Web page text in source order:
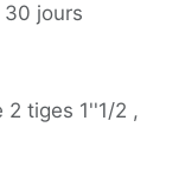
jours
2 tiges 1''1/2 ,